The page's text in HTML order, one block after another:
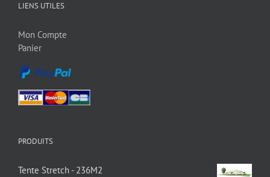
LIENS UTILES
Mon Compte
Panier
PRODUITS
Tente Stretch - 236M2